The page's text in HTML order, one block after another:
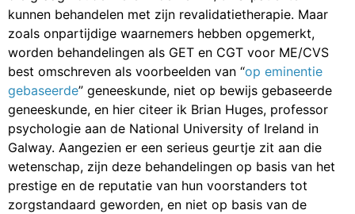
kunnen behandelen met zijn revalidatietherapie. Maar
zoals onpartijdige waarnemers hebben opgemerkt,
worden behandelingen als GET en CGT voor ME/CVS
best omschreven als voorbeelden van “op eminentie
gebaseerde” geneeskunde, niet op bewijs gebaseerde
geneeskunde, en hier citeer ik Brian Huges, professor
psychologie aan de National University of Ireland in
Galway. Aangezien er een serieus geurtje zit aan die
wetenschap, zijn deze behandelingen op basis van het
prestige en de reputatie van hun voorstanders tot
zorgstandaard geworden, en niet op basis van de